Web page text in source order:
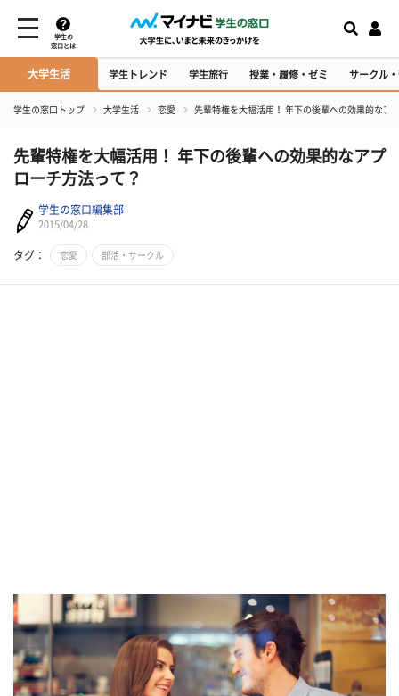
学生の
窓口とは
大学生活 学生トレンド 学生旅行 授業・履修・ゼミ サークル
学生の窓口トップ 大学生活 恋愛 先輩特権を大幅活用！ 年下の後輩への効果的なア
先輩特権を大幅活用！ 年下の後輩への効果的なアプ
ローチ方法って？
学生の窓口編集部
2015/04/28
タグ： 恋愛 部活・サークル